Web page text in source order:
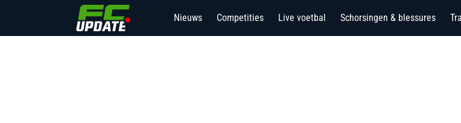
Nieuws Competities Live voetbal Schorsingen & blessures